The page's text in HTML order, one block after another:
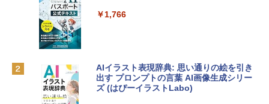
e Intelligenceのために設計、Liquid Ret
￥137,800
インゲームコード】 ロブロックス | オン
Microsoft Office Home & Business 202
4(最新 永続版)|オンラインコード版|Wind
￥1,766
AIイラスト表現辞典: 思い通りの絵を引き
出す プロンプトの言葉 AI画像生成シリー
ズ (はぴーイラストLabo)